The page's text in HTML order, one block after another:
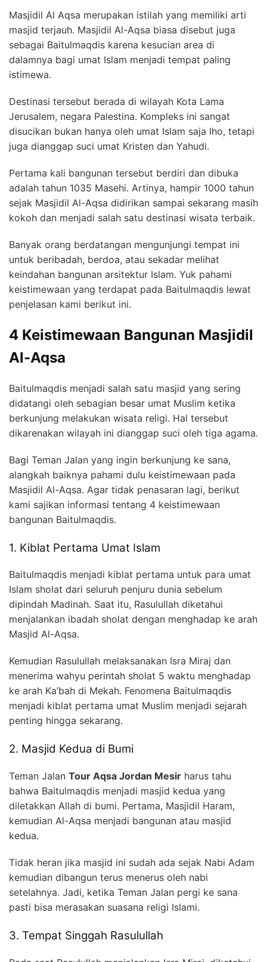
Masjidil Al Aqsa merupakan istilah yang memiliki arti
masjid terjauh. Masjidil Al-Aqsa biasa disebut juga
sebagai Baitulmaqdis karena kesucian area di
dalamnya bagi umat Islam menjadi tempat paling
istimewa.
Destinasi tersebut berada di wilayah Kota Lama
Jerusalem, negara Palestina. Kompleks ini sangat
disucikan bukan hanya oleh umat Islam saja lho, tetapi
juga dianggap suci umat Kristen dan Yahudi.
Pertama kali bangunan tersebut berdiri dan dibuka
adalah tahun 1035 Masehi. Artinya, hampir 1000 tahun
sejak Masjidil Al-Aqsa didirikan sampai sekarang masih
kokoh dan menjadi salah satu destinasi wisata terbaik.
Banyak orang berdatangan mengunjungi tempat ini
untuk beribadah, berdoa, atau sekadar melihat
keindahan bangunan arsitektur Islam. Yuk pahami
keistimewaan yang terdapat pada Baitulmaqdis lewat
penjelasan kami berikut ini.
4 Keistimewaan Bangunan Masjidil
Al-Aqsa
Baitulmaqdis menjadi salah satu masjid yang sering
didatangi oleh sebagian besar umat Muslim ketika
berkunjung melakukan wisata religi. Hal tersebut
dikarenakan wilayah ini dianggap suci oleh tiga agama.
Bagi Teman Jalan yang ingin berkunjung ke sana,
alangkah baiknya pahami dulu keistimewaan pada
Masjidil Al-Aqsa. Agar tidak penasaran lagi, berikut
kami sajikan informasi tentang 4 keistimewaan
bangunan Baitulmaqdis.
1. Kiblat Pertama Umat Islam
Baitulmaqdis menjadi kiblat pertama untuk para umat
Islam sholat dari seluruh penjuru dunia sebelum
dipindah Madinah. Saat itu, Rasulullah diketahui
menjalankan ibadah sholat dengan menghadap ke arah
Masjid Al-Aqsa.
Kemudian Rasulullah melaksanakan Isra Miraj dan
menerima wahyu perintah sholat 5 waktu menghadap
ke arah Ka’bah di Mekah. Fenomena Baitulmaqdis
menjadi kiblat pertama umat Muslim menjadi sejarah
penting hingga sekarang.
2. Masjid Kedua di Bumi
Teman Jalan Tour Aqsa Jordan Mesir harus tahu
bahwa Baitulmaqdis menjadi masjid kedua yang
diletakkan Allah di bumi. Pertama, Masjidil Haram,
kemudian Al-Aqsa menjadi bangunan atau masjid
kedua.
Tidak heran jika masjid ini sudah ada sejak Nabi Adam
kemudian dibangun terus menerus oleh nabi
setelahnya. Jadi, ketika Teman Jalan pergi ke sana
pasti bisa merasakan suasana religi Islami.
3. Tempat Singgah Rasulullah